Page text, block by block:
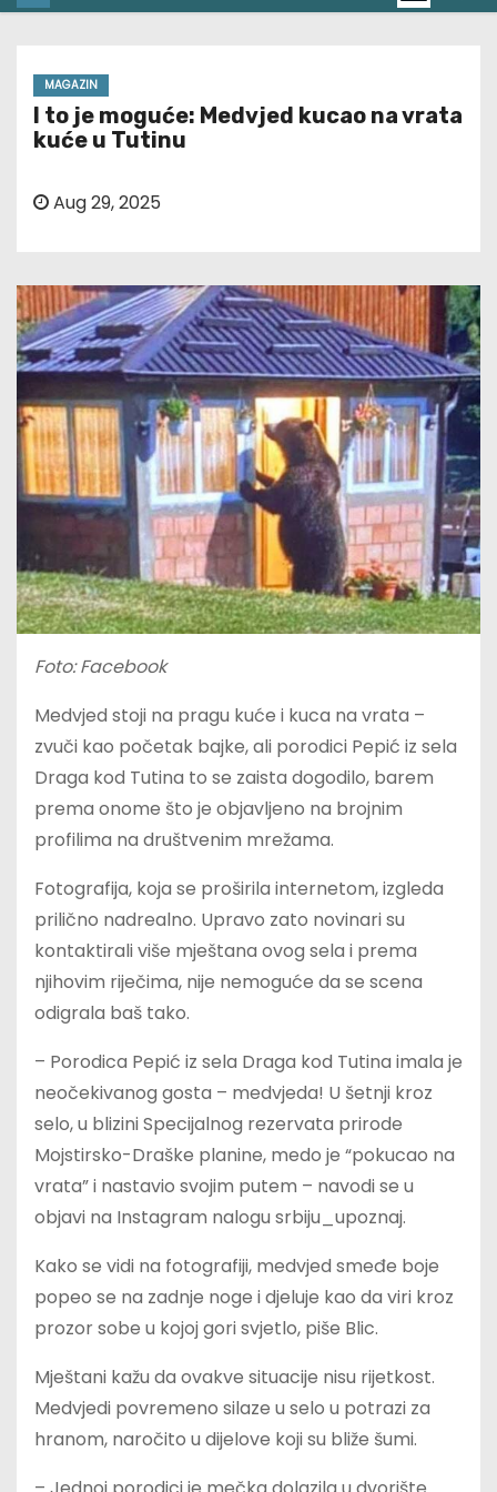
MAGAZIN
I to je moguće: Medvjed kucao na vrata
kuće u Tutinu
Aug 29, 2025
Foto: Facebook
Medvjed stoji na pragu kuće i kuca na vrata –
zvuči kao početak bajke, ali porodici Pepić iz sela
Draga kod Tutina to se zaista dogodilo, barem
prema onome što je objavljeno na brojnim
profilima na društvenim mrežama.
Fotografija, koja se proširila internetom, izgleda
prilično nadrealno. Upravo zato novinari su
kontaktirali više mještana ovog sela i prema
njihovim riječima, nije nemoguće da se scena
odigrala baš tako.
– Porodica Pepić iz sela Draga kod Tutina imala je
neočekivanog gosta – medvjeda! U šetnji kroz
selo, u blizini Specijalnog rezervata prirode
Mojstirsko-Draške planine, medo je “pokucao na
vrata” i nastavio svojim putem – navodi se u
objavi na Instagram nalogu srbiju_upoznaj.
Kako se vidi na fotografiji, medvjed smeđe boje
popeo se na zadnje noge i djeluje kao da viri kroz
prozor sobe u kojoj gori svjetlo, piše Blic.
Mještani kažu da ovakve situacije nisu rijetkost.
Medvjedi povremeno silaze u selo u potrazi za
hranom, naročito u dijelove koji su bliže šumi.